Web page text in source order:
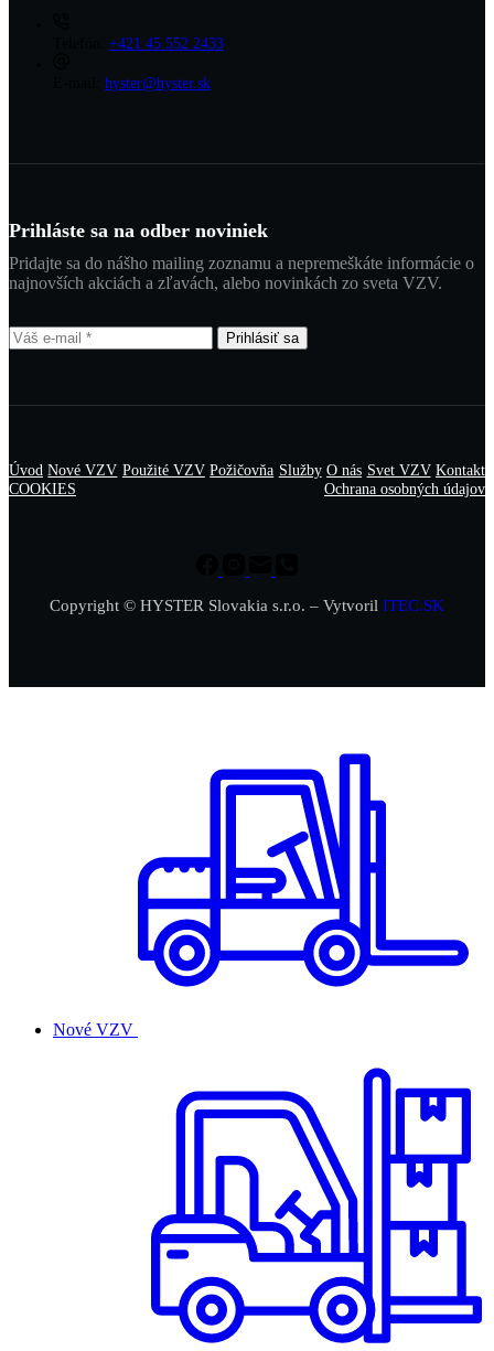
+421 45 552 2433
hyster@hyster.sk
Prihláste sa na odber noviniek
Pridajte sa do nášho mailing zoznamu a nepremeškáte informácie o
najnovších akciách a zľavách, alebo novinkách zo sveta VZV.
Prihlásiť sa
Úvod Nové VZV Použité VZV Požičovňa Služby O nás Svet VZV Kontakt
COOKIES
Ochrana osobných údajov
Copyright © HYSTER Slovakia s.r.o. – Vytvoril ITEC.SK
Nové VZV